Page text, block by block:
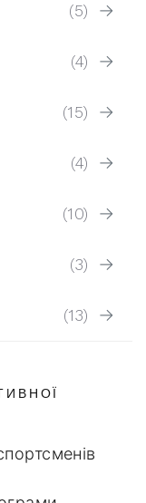
(5)
(4)
(15)
(4)
(10)
(3)
(13)